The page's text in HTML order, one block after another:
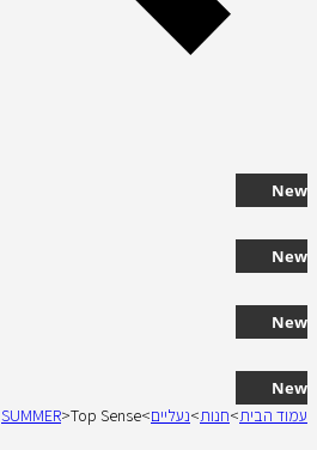
New
New
New
New
עמוד הבית>חנות>נעליים>
SUMMER>Top Sense – ורוד בהיר